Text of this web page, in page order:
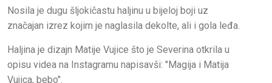
Nosila je dugu šljokičastu haljinu u bijeloj boji uz
značajan izrez kojim je naglasila dekolte, ali i gola leđa.
Haljina je dizajn Matije Vujice što je Severina otkrila u
opisu videa na Instagramu napisavši: "Magija i Matija
Vujica, bebo".